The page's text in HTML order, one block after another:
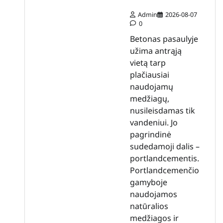
Admin
2026-08-07
0
Betonas pasaulyje
užima antrąją
vietą tarp
plačiausiai
naudojamų
medžiagų,
nusileisdamas tik
vandeniui. Jo
pagrindinė
sudedamoji dalis –
portlandcementis.
Portlandcemenčio
gamyboje
naudojamos
natūralios
medžiagos ir